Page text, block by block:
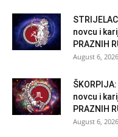
novcu i
PRAZNIH
August 6, 2026
novcu i
PRAZNIH
August 6, 2026